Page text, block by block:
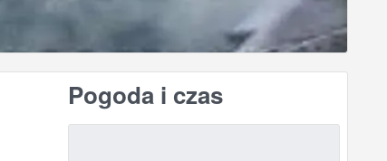
Pogoda i czas